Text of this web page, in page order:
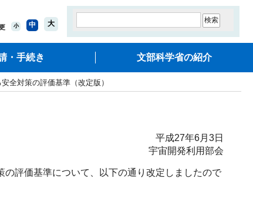
小 中 大
・手続き 文部科学省の紹介
全対策の評価基準（改定版）
平成27年6月3日
宇宙開発利用部会
評価基準について、以下の通り改定しましたので